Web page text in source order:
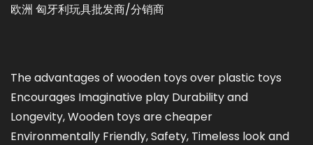
欧洲 匈牙利玩具批发商/分销商
The advantages of wooden toys over plastic toys
Encourages Imaginative play Durability and
Longevity, Wooden toys are cheaper
Environmentally Friendly, Safety, Timeless look and